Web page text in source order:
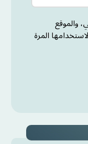
والموقع
المرة